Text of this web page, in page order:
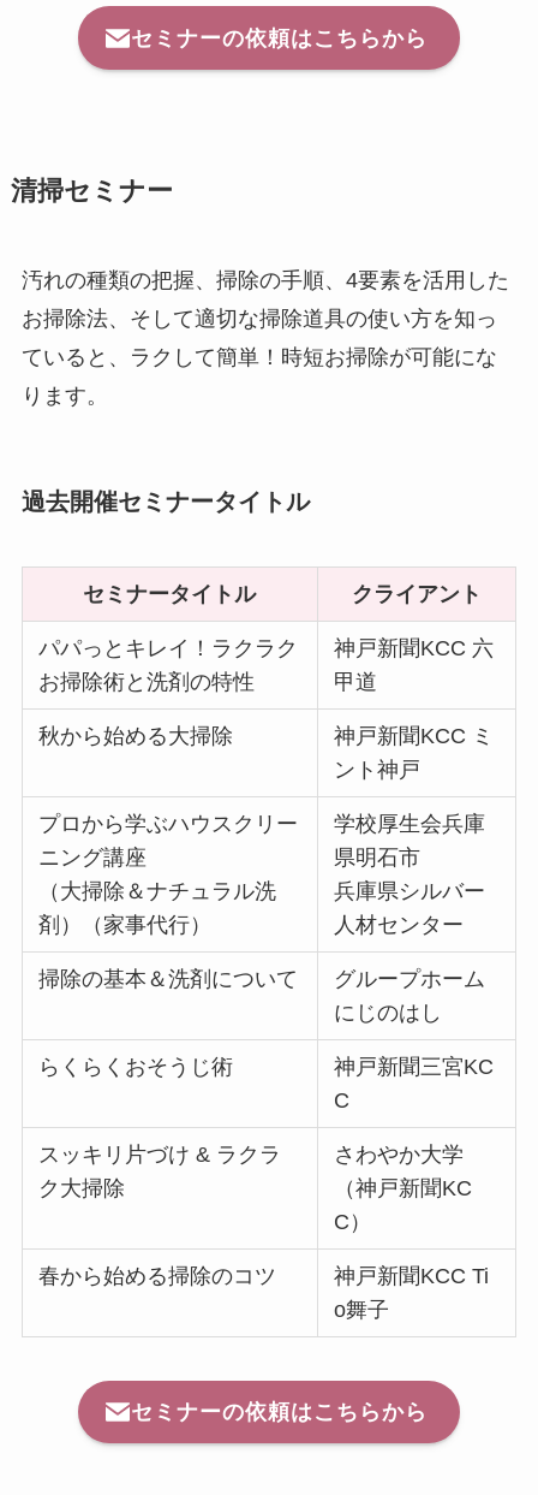
セミナーの依頼はこちらから
清掃セミナー
汚れの種類の把握、掃除の手順、4要素を活用した
お掃除法、そして適切な掃除道具の使い方を知っ
ていると、
ラクして簡単！時短お掃除が可能にな
ります。
過去開催セミナータイトル
セミナータイトル クライアント
パパっとキレイ！ラクラク
お掃除術と洗剤の特性
神戸新聞KCC 六
甲道
秋から始める大掃除
神戸新聞KCC ミ
ント神戸
プロから学ぶハウスクリー
ニング講座
（大掃除＆ナチュラル洗
剤）（家事代行）
学校厚生会兵庫
県明石市
兵庫県シルバー
人材センター
掃除の基本＆洗剤について
グループホーム
にじのはし
らくらくおそうじ術
神戸新聞三宮KC
C
スッキリ片づけ & ラクラ
ク大掃除
さわやか大学
（神戸新聞KC
C）
春から始める掃除のコツ
神戸新聞KCC Ti
o舞子
セミナーの依頼はこちらから